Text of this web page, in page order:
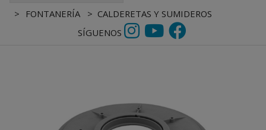
FONTANERÍA
CALDERETAS Y SUMIDEROS
SÍGUENOS